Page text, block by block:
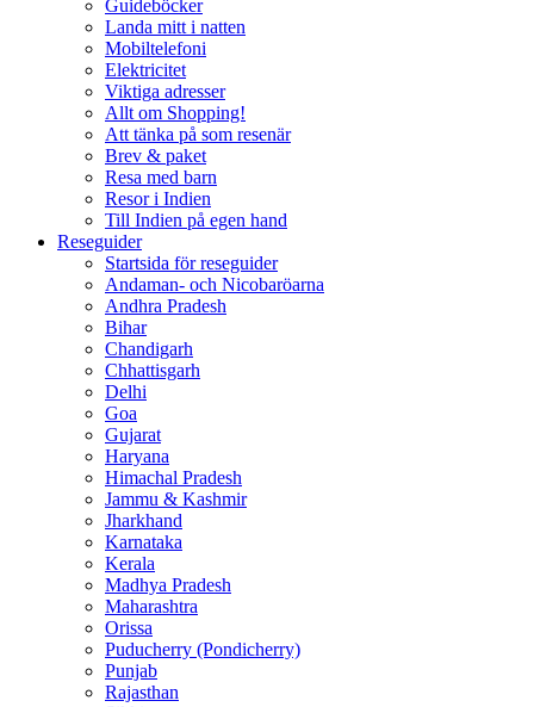
Guideböcker
Landa mitt i natten
Mobiltelefoni
Elektricitet
Viktiga adresser
Allt om Shopping!
Att tänka på som resenär
Brev & paket
Resa med barn
Resor i Indien
Till Indien på egen hand
Reseguider
Startsida för reseguider
Andaman- och Nicobaröarna
Andhra Pradesh
Bihar
Chandigarh
Chhattisgarh
Delhi
Goa
Gujarat
Haryana
Himachal Pradesh
Jammu & Kashmir
Jharkhand
Karnataka
Kerala
Madhya Pradesh
Maharashtra
Orissa
Puducherry (Pondicherry)
Punjab
Rajasthan